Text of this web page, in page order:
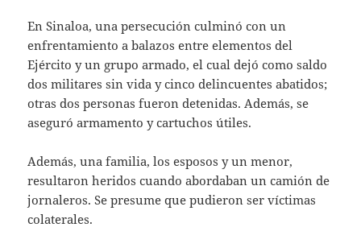
En Sinaloa, una persecución culminó con un
enfrentamiento a balazos entre elementos del
Ejército y un grupo armado, el cual dejó como saldo
dos militares sin vida y cinco delincuentes abatidos;
otras dos personas fueron detenidas. Además, se
aseguró armamento y cartuchos útiles.
Además, una familia, los esposos y un menor,
resultaron heridos cuando abordaban un camión de
jornaleros. Se presume que pudieron ser víctimas
colaterales.